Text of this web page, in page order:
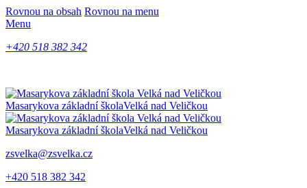
Rovnou na obsah Rovnou na menu
Menu
+420 518 382 342
Masarykova základní školaVelká nad Veličkou
Masarykova základní školaVelká nad Veličkou
zsvelka@zsvelka.cz
+420 518 382 342